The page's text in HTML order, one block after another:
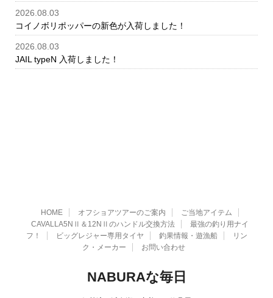
2026.08.03
コイノボリポッパーの新色が入荷しました！
2026.08.03
JAIL typeN 入荷しました！
HOME オフショアツアーのご案内
ご当地アイテム
CAVALLA5NⅡ＆12NⅡのハンドル交換方法
最強の釣り用ナイ
フ！
ビッグレジャー専用タイヤ 釣果情報・遊漁船
リン
ク・メーカー
お問い合わせ
NABURAな毎日